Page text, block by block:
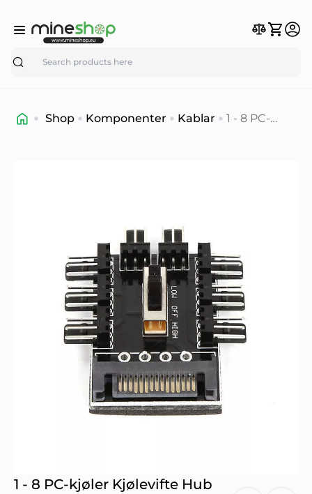
Search
Shop Komponenter Kablar
1 - 8 PC-
1 - 8 PC-kjøler Kjølevifte Hub